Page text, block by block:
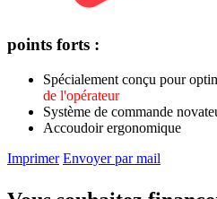
points forts :
Spécialement conçu pour
de l'opérateur
Système de commande
Accoudoir ergonomique
Imprimer Envoyer par mail